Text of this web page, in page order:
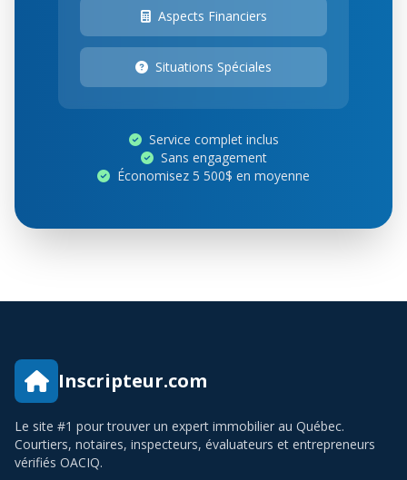
Aspects Financiers
Situations Spéciales
Service complet inclus
Sans engagement
Économisez 5 500$ en moyenne
Inscripteur.com
Le site #1 pour trouver un expert immobilier au Québec.
Courtiers, notaires, inspecteurs, évaluateurs et entrepreneurs
vérifiés OACIQ.